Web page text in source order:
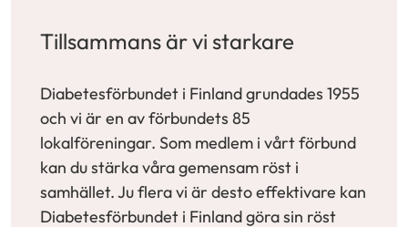
Tillsammans är vi starkare
Diabetesförbundet i Finland grundades 1955
och vi är en av förbundets 85
lokalföreningar. Som medlem i vårt förbund
kan du stärka våra gemensam röst i
samhället. Ju flera vi är desto effektivare kan
Diabetesförbundet i Finland göra sin röst